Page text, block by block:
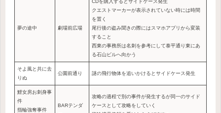
夢の途中 劇場前広場
CDを購入するとサイドケース発生
クエストマーカーが表示されていない時には時間
を置く
尾行後の盗み聞きの際にはスマホアプリから変装
すること
西東の事務所は名刺を参考にして泰平通り東にあ
る石山ビルへ向かう
そよ風と共に去
りぬ
公園前通り 謎の飛行物体を追いかけるとサイドケース発生
鯉女房お刺身事
件
指輪強奪事件
BARテンダ
攻略の過程で別の事件が発生するが同一のサイド
ケースとして攻略をしていく